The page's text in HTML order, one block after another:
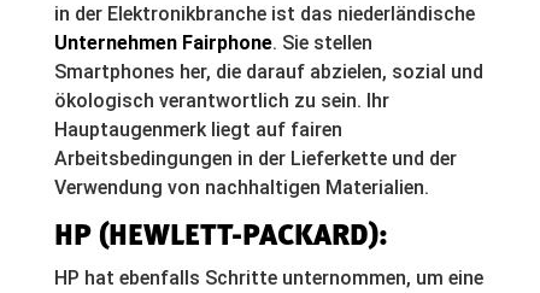
in der Elektronikbranche ist das niederländische
Unternehmen Fairphone. Sie stellen
Smartphones her, die darauf abzielen, sozial und
ökologisch verantwortlich zu sein. Ihr
Hauptaugenmerk liegt auf fairen
Arbeitsbedingungen in der Lieferkette und der
Verwendung von nachhaltigen Materialien.
HP (HEWLETT-PACKARD):
HP hat ebenfalls Schritte unternommen, um eine